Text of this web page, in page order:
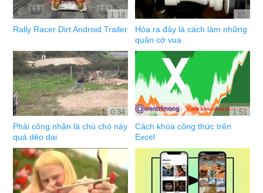
1:18
Rally Racer Dirt Android Trailer
3:5
Hóa ra đây là cách làm những
quân cờ vua
0:34
Phải công nhận là chú chó này
quá dẻo dai
1:51
Cách khóa công thức trên
Excel